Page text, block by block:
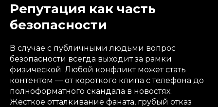
Репутация как часть
безопасности
В случае с публичными людьми вопрос
безопасности всегда выходит за рамки
физической. Любой конфликт может стать
контентом — от короткого клипа с телефона до
полноформатного скандала в новостях.
Жёсткое отталкивание фаната, грубый отказ